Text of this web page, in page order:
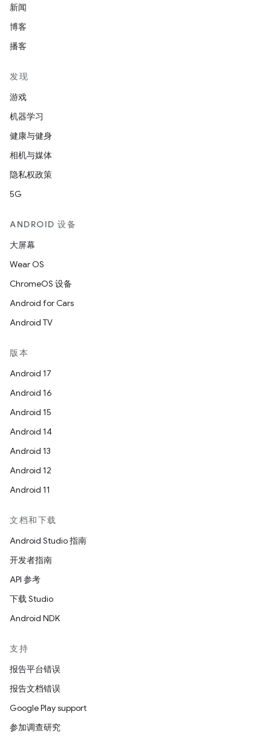
新闻
博客
播客
发现
游戏
机器学习
健康与健身
相机与媒体
隐私权政策
5G
ANDROID 设备
大屏幕
Wear OS
ChromeOS 设备
Android for Cars
Android TV
版本
Android 17
Android 16
Android 15
Android 14
Android 13
Android 12
Android 11
文档和下载
Android Studio 指南
开发者指南
API 参考
下载 Studio
Android NDK
支持
报告平台错误
报告文档错误
Google Play support
参加调查研究